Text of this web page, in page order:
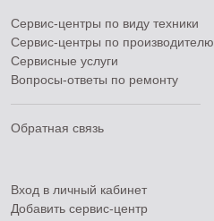
Сервис-центры по виду техники
Сервис-центры по производителю
Сервисные услуги
Вопросы-ответы по ремонту
Обратная связь
Вход в личный кабинет
Добавить сервис-центр